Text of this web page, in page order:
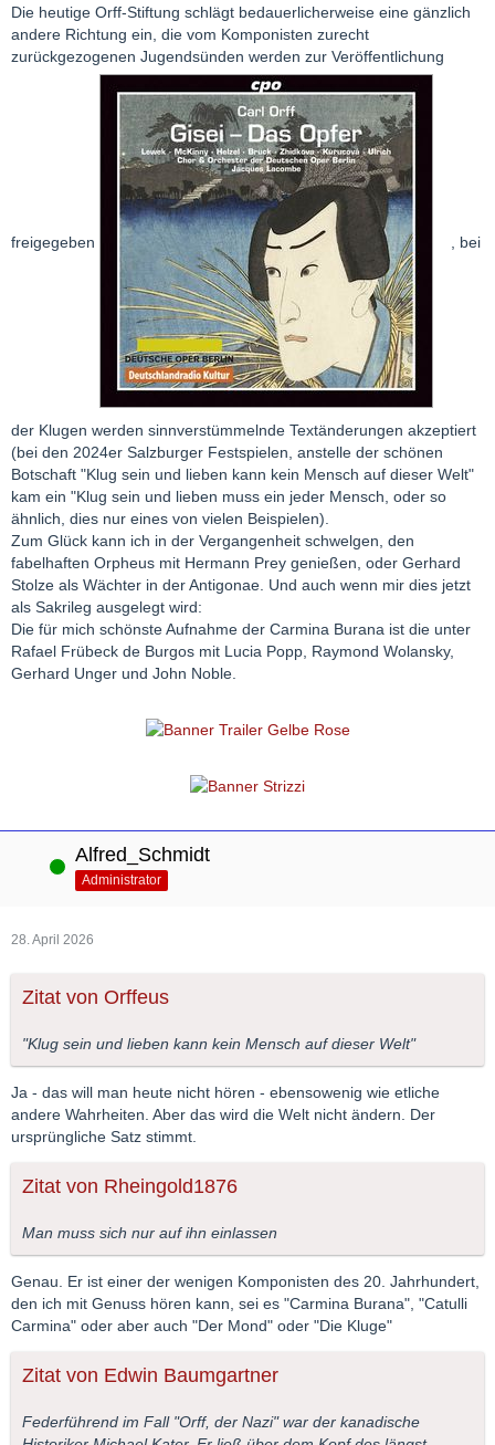
Die heutige Orff-Stiftung schlägt bedauerlicherweise eine gänzlich
andere Richtung ein, die vom Komponisten zurecht
zurückgezogenen Jugendsünden werden zur Veröffentlichung
freigegeben , bei
der Klugen werden sinnverstümmelnde Textänderungen akzeptiert
(bei den 2024er Salzburger Festspielen, anstelle der schönen
Botschaft "Klug sein und lieben kann kein Mensch auf dieser Welt"
kam ein "Klug sein und lieben muss ein jeder Mensch, oder so
ähnlich, dies nur eines von vielen Beispielen).
Zum Glück kann ich in der Vergangenheit schwelgen, den
fabelhaften Orpheus mit Hermann Prey genießen, oder Gerhard
Stolze als Wächter in der Antigonae. Und auch wenn mir dies jetzt
als Sakrileg ausgelegt wird:
Die für mich schönste Aufnahme der Carmina Burana ist die unter
Rafael Frübeck de Burgos mit Lucia Popp, Raymond Wolansky,
Gerhard Unger und John Noble.
Online Alfred_Schmidt
Administrator
28. April 2026
Zitat von Orffeus
"Klug sein und lieben kann kein Mensch auf dieser Welt"
Ja - das will man heute nicht hören - ebensowenig wie etliche
andere Wahrheiten. Aber das wird die Welt nicht ändern. Der
ursprüngliche Satz stimmt.
Zitat von Rheingold1876
Man muss sich nur auf ihn einlassen
Genau. Er ist einer der wenigen Komponisten des 20. Jahrhundert,
den ich mit Genuss hören kann, sei es "Carmina Burana", "Catulli
Carmina" oder aber auch "Der Mond" oder "Die Kluge"
Zitat von Edwin Baumgartner
Federführend im Fall "Orff, der Nazi" war der kanadische